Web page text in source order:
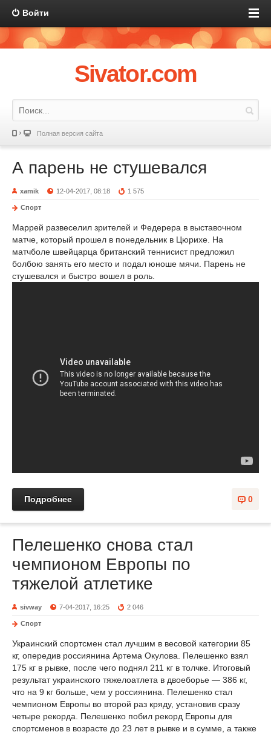
Войти
Sivator.com
Полная версия сайта
А парень не стушевался
xamik 12-04-2017, 08:18 1 575
Спорт
Маррей развеселил зрителей и Федерера в выставочном
матче, который прошел в понедельник в Цюрихе. На
матчболе швейцарца британский теннисист предложил
болбою занять его место и подал юноше мячи. Парень не
стушевался и быстро вошел в роль.
0
Подробнее
Пелешенко снова стал
чемпионом Европы по
тяжелой атлетике
sivway 7-04-2017, 16:25 2 046
Спорт
Украинский спортсмен стал лучшим в весовой категории 85
кг, опередив россиянина Артема Окулова. Пелешенко взял
175 кг в рывке, после чего поднял 211 кг в толчке. Итоговый
результат украинского тяжелоатлета в двоеборье — 386 кг,
что на 9 кг больше, чем у россиянина. Пелешенко стал
чемпионом Европы во второй раз кряду, установив сразу
четыре рекорда. Пелешенко побил рекорд Европы для
спортсменов в возрасте до 23 лет в рывке и в сумме, а также